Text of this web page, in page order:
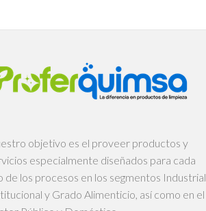
objetivo es el proveer productos y
especialmente diseñados para cada
de los procesos en los segmentos Industrial,
y Grado Alimenticio, así como en el